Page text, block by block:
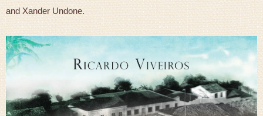
and Xander Undone.